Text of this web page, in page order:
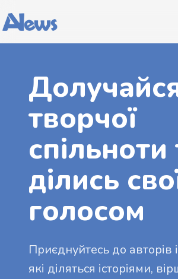
творчої
спільноти
ділись
голосом
Приєднуйтесь до авторів
які діляться історіями,